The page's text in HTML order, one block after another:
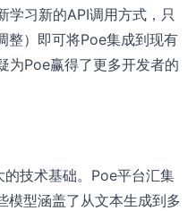
学习新的API调用方式，只
）即可将Poe集成到现有
为Poe赢得了更多开发者的
技术基础。Poe平台汇集
模型涵盖了从文本生成到多